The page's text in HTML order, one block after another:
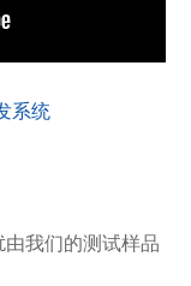
系统
我们的测试样品